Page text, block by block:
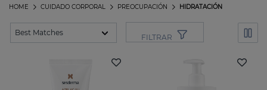
HIDRATACIÓN
PREOCUPACIÓN
CUIDADO CORPORAL
HOME
FILTRAR